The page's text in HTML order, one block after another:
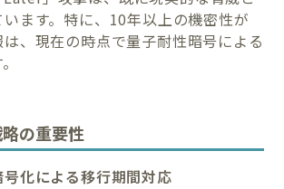
います。特に、10年以上の機密性が
、現在の時点で量子耐性暗号による
の重要性
化による移行期間対応